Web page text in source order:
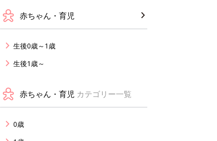
赤ちゃん・育児
生後0歳～1歳
生後1歳～
赤ちゃん・育児 カテゴリー一覧
0歳